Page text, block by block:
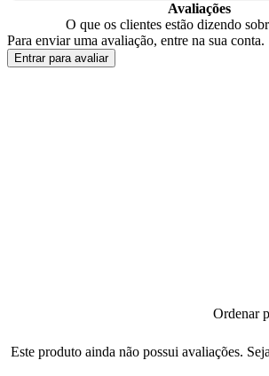
Avaliações
O que os clientes estão dizendo
Para enviar uma avaliação, entre na sua conta.
Entrar para avaliar
Ordenar
Este produto ainda não possui avaliações.